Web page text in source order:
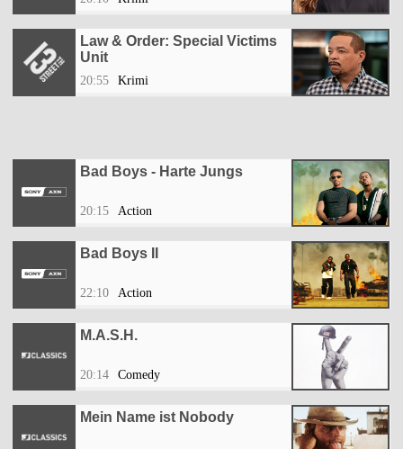
Law & Order: Special Victims
Unit
20:55 Krimi
Bad Boys - Harte Jungs
20:15 Action
Bad Boys II
22:10 Action
M.A.S.H.
20:14 Comedy
Mein Name ist Nobody